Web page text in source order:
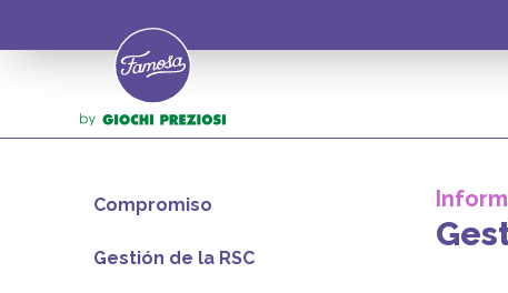
Compromiso
Gestión de la RSC